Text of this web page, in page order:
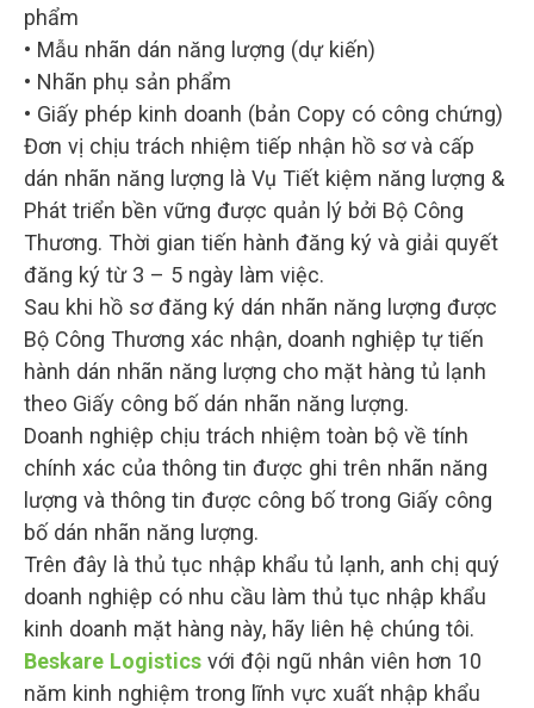
phẩm
• Mẫu nhãn dán năng lượng (dự kiến)
• Nhãn phụ sản phẩm
• Giấy phép kinh doanh (bản Copy có công chứng)
Đơn vị chịu trách nhiệm tiếp nhận hồ sơ và cấp
dán nhãn năng lượng là Vụ Tiết kiệm năng lượng &
Phát triển bền vững được quản lý bởi Bộ Công
Thương. Thời gian tiến hành đăng ký và giải quyết
đăng ký từ 3 – 5 ngày làm việc.
Sau khi hồ sơ đăng ký dán nhãn năng lượng được
Bộ Công Thương xác nhận, doanh nghiệp tự tiến
hành dán nhãn năng lượng cho mặt hàng tủ lạnh
theo Giấy công bố dán nhãn năng lượng.
Doanh nghiệp chịu trách nhiệm toàn bộ về tính
chính xác của thông tin được ghi trên nhãn năng
lượng và thông tin được công bố trong Giấy công
bố dán nhãn năng lượng.
Trên đây là thủ tục nhập khẩu tủ lạnh, anh chị quý
doanh nghiệp có nhu cầu làm thủ tục nhập khẩu
kinh doanh mặt hàng này, hãy liên hệ chúng tôi.
Beskare Logistics với đội ngũ nhân viên hơn 10
năm kinh nghiệm trong lĩnh vực xuất nhập khẩu